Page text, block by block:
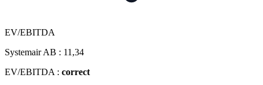
EV/EBITDA
Systemair AB : 11,34
EV/EBITDA : correct